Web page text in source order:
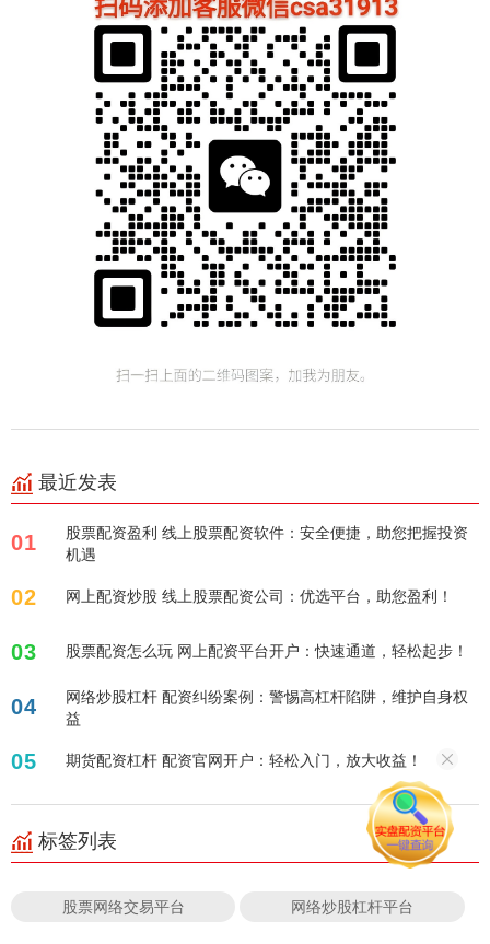
最近发表
01
股票配资盈利 线上股票配资软件：安全便捷，助您把握投资
机遇
02 网上配资炒股 线上股票配资公司：优选平台，助您盈利！
03 股票配资怎么玩 网上配资平台开户：快速通道，轻松起步！
04
网络炒股杠杆 配资纠纷案例：警惕高杠杆陷阱，维护自身权
益
05 期货配资杠杆 配资官网开户：轻松入门，放大收益！
标签列表
股票网络交易平台 网络炒股杠杆平台